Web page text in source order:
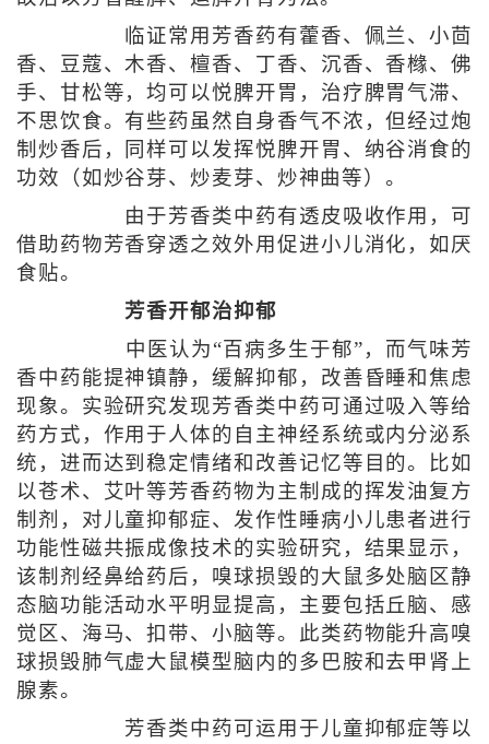
临证常用芳香药有藿香、佩兰、小茴
香、豆蔻、木香、檀香、丁香、沉香、香橼、佛
手、甘松等，均可以悦脾开胃，治疗脾胃气滞、
不思饮食。有些药虽然自身香气不浓，但经过炮
制炒香后，同样可以发挥悦脾开胃、纳谷消食的
功效（如炒谷芽、炒麦芽、炒神曲等）。
由于芳香类中药有透皮吸收作用，可
借助药物芳香穿透之效外用促进小儿消化，如厌
食贴。
芳香开郁治抑郁
中医认为“百病多生于郁”，而气味芳
香中药能提神镇静，缓解抑郁，改善昏睡和焦虑
现象。实验研究发现芳香类中药可通过吸入等给
药方式，作用于人体的自主神经系统或内分泌系
统，进而达到稳定情绪和改善记忆等目的。比如
以苍术、艾叶等芳香药物为主制成的挥发油复方
制剂，对儿童抑郁症、发作性睡病小儿患者进行
功能性磁共振成像技术的实验研究，结果显示，
该制剂经鼻给药后，嗅球损毁的大鼠多处脑区静
态脑功能活动水平明显提高，主要包括丘脑、感
觉区、海马、扣带、小脑等。此类药物能升高嗅
球损毁肺气虚大鼠模型脑内的多巴胺和去甲肾上
腺素。
芳香类中药可运用于儿童抑郁症等以